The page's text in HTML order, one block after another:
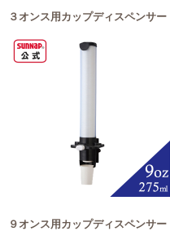
３オンス用カップディスペンサー
９オンス用カップディスペンサー